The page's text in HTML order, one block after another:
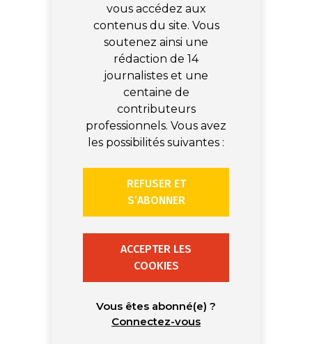
vous accédez aux
contenus du site. Vous
soutenez ainsi une
rédaction de 14
journalistes et une
centaine de
contributeurs
professionnels. Vous avez
les possibilités suivantes :
REFUSER ET
S’ABONNER
ACCEPTER LES
COOKIES
Vous êtes abonné(e) ?
Connectez-vous